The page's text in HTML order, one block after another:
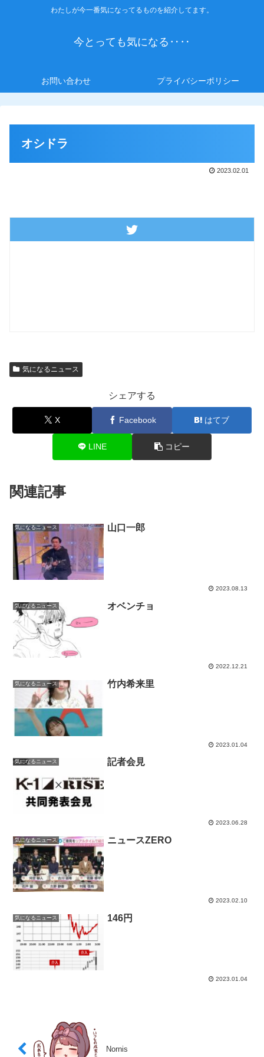
わたしが今一番気になってるものを紹介してます。
今とっても気になる‥‥
お問い合わせ プライバシーポリシー
オシドラ
2023.02.01
気になるニュース
シェアする
X Facebook はてブ
LINE コピー
関連記事
気になるニュース 山口一郎
2023.08.13
気になるニュース オベンチョ
2022.12.21
気になるニュース 竹内希来里
2023.01.04
気になるニュース 記者会見
2023.06.28
気になるニュース ニュースZERO
2023.02.10
気になるニュース 146円
2023.01.04
Nornis